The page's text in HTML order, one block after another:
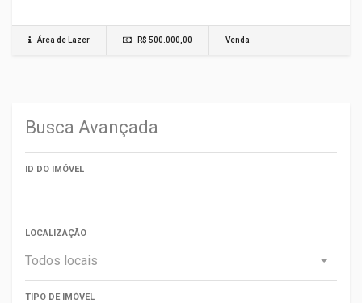
Área de Lazer R$ 500.000,00 Venda
Busca Avançada
ID DO IMÓVEL
LOCALIZAÇÃO
Todos locais
TIPO DE IMÓVEL